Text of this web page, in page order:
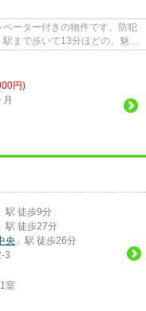
ーター付きの物件です。防犯
まで歩いて13分ほどの、魅力
円)
」駅 徒歩9分
」駅 徒歩27分
央 」駅 徒歩26分
3
1室